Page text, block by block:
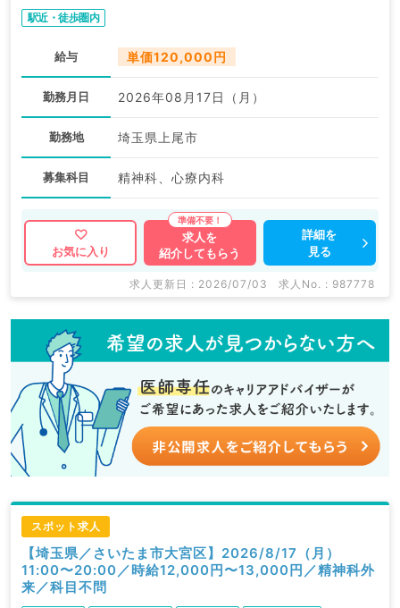
駅近・徒歩圏内
給与 単価120,000円
勤務月日 2026年08月17日（月）
勤務地 埼玉県上尾市
募集科目 精神科、心療内科
お気に入り
求人を
紹介してもらう
詳細を
見る
求人更新日 : 2026/07/03 求人No. : 987778
スポット求人
【埼玉県／さいたま市大宮区】2026/8/17（月）
11:00〜20:00／時給12,000円〜13,000円／精神科外
来／科目不問